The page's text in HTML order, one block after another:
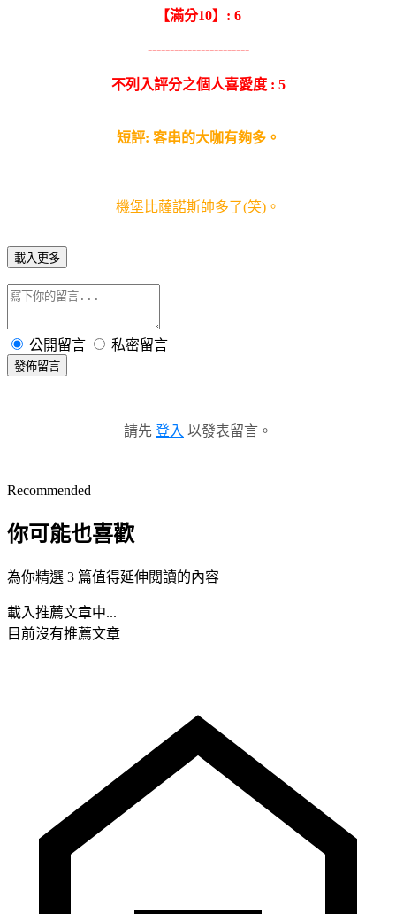
【滿分10】: 6
-----------------------
不列入評分之個人喜愛度 : 5
短評: 客串的大咖有夠多。
機堡比薩諾斯帥多了(笑)。
載入更多
公開留言 私密留言
發佈留言
請先 登入 以發表留言。
Recommended
你可能也喜歡
為你精選 3 篇值得延伸閱讀的內容
載入推薦文章中...
目前沒有推薦文章